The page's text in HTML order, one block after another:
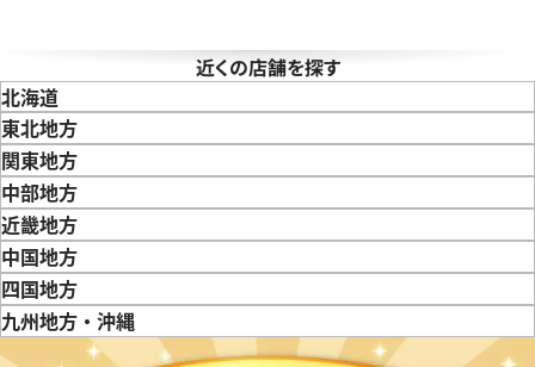
イトジャスト 41 126331 チ
字盤
クゴールド
近くの店舗を探す
北海道
東北地方
青森県岩手県
関東地方
東京都神奈川県
中部地方
新潟県富山県
近畿地方
三重県滋賀県
中国地方
鳥取県島根県
四国地方
徳島県香川県愛媛県
九州地方・沖縄
福岡県
佐賀県 長崎県 熊本県大分県宮崎県鹿児島県